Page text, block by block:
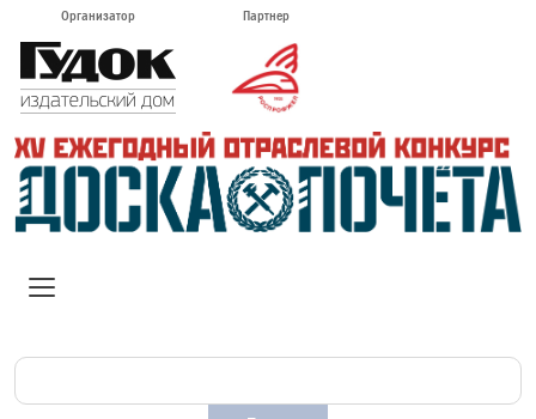
Организатор Партнер